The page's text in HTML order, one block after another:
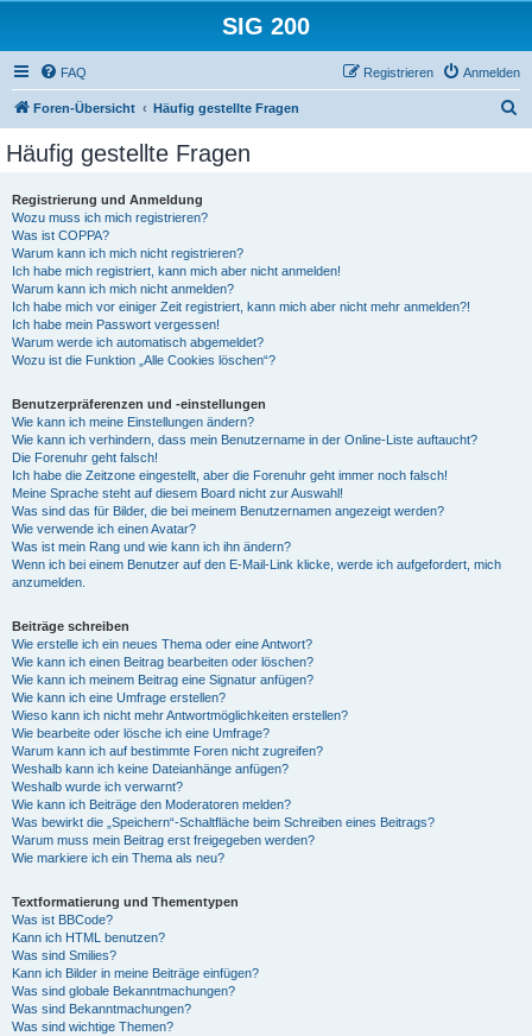
SIG 200
FAQ Anmelden
Registrieren
Foren-Übersicht Häufig gestellte Fragen
Häufig gestellte Fragen
Registrierung und Anmeldung
Wozu muss ich mich registrieren?
Was ist COPPA?
Warum kann ich mich nicht registrieren?
Ich habe mich registriert, kann mich aber nicht anmelden!
Warum kann ich mich nicht anmelden?
Ich habe mich vor einiger Zeit registriert, kann mich aber nicht mehr anmelden?!
Ich habe mein Passwort vergessen!
Warum werde ich automatisch abgemeldet?
Wozu ist die Funktion „Alle Cookies löschen“?
Benutzerpräferenzen und -einstellungen
Wie kann ich meine Einstellungen ändern?
Wie kann ich verhindern, dass mein Benutzername in der Online-Liste auftaucht?
Die Forenuhr geht falsch!
Ich habe die Zeitzone eingestellt, aber die Forenuhr geht immer noch falsch!
Meine Sprache steht auf diesem Board nicht zur Auswahl!
Was sind das für Bilder, die bei meinem Benutzernamen angezeigt werden?
Wie verwende ich einen Avatar?
Was ist mein Rang und wie kann ich ihn ändern?
Wenn ich bei einem Benutzer auf den E-Mail-Link klicke, werde ich aufgefordert, mich
anzumelden.
Beiträge schreiben
Wie erstelle ich ein neues Thema oder eine Antwort?
Wie kann ich einen Beitrag bearbeiten oder löschen?
Wie kann ich meinem Beitrag eine Signatur anfügen?
Wie kann ich eine Umfrage erstellen?
Wieso kann ich nicht mehr Antwortmöglichkeiten erstellen?
Wie bearbeite oder lösche ich eine Umfrage?
Warum kann ich auf bestimmte Foren nicht zugreifen?
Weshalb kann ich keine Dateianhänge anfügen?
Weshalb wurde ich verwarnt?
Wie kann ich Beiträge den Moderatoren melden?
Was bewirkt die „Speichern“-Schaltfläche beim Schreiben eines Beitrags?
Warum muss mein Beitrag erst freigegeben werden?
Wie markiere ich ein Thema als neu?
Textformatierung und Thementypen
Was ist BBCode?
Kann ich HTML benutzen?
Was sind Smilies?
Kann ich Bilder in meine Beiträge einfügen?
Was sind globale Bekanntmachungen?
Was sind Bekanntmachungen?
Was sind wichtige Themen?